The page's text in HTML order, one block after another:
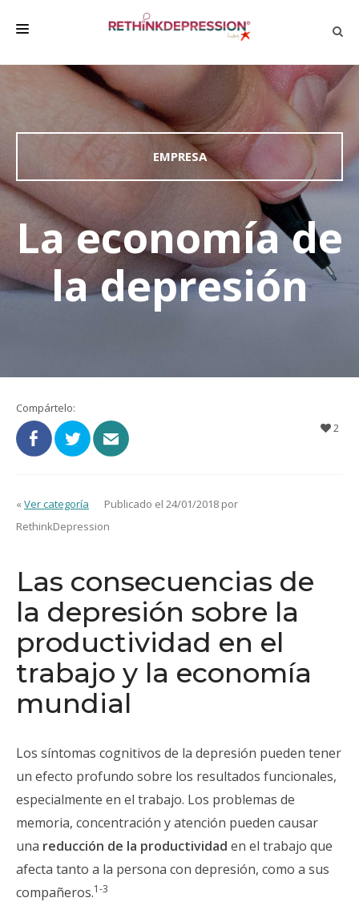
QUIÉNES SOMOS
ACERCA DE LA DEPRESIÓN
HABLAR CON LOS DEMÁS
FAMILIA Y AMIGOS
EMPRESA
DEPRESSÃO SEM RODEIOS
EMPRESA
La economía de
la depresión
Compártelo:
2
« Ver categoría
Publicado el 24/01/2018 por
RethinkDepression
Las consecuencias de
la depresión sobre la
productividad en el
trabajo y la economía
mundial
Los síntomas cognitivos de la depresión pueden tener
un efecto profundo sobre los resultados funcionales,
especialmente en el trabajo. Los problemas de
memoria, concentración y atención pueden causar
una reducción de la productividad en el trabajo que
afecta tanto a la persona con depresión, como a sus
compañeros.1-3